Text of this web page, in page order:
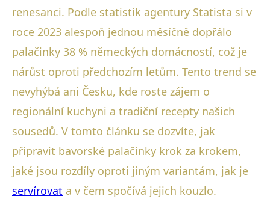
renesanci. Podle statistik agentury Statista si v
roce 2023 alespoň jednou měsíčně dopřálo
palačinky 38 % německých domácností, což je
nárůst oproti předchozím letům. Tento trend se
nevyhýbá ani Česku, kde roste zájem o
regionální kuchyni a tradiční recepty našich
sousedů. V tomto článku se dozvíte, jak
připravit bavorské palačinky krok za krokem,
jaké jsou rozdíly oproti jiným variantám, jak je
servírovat a v čem spočívá jejich kouzlo.